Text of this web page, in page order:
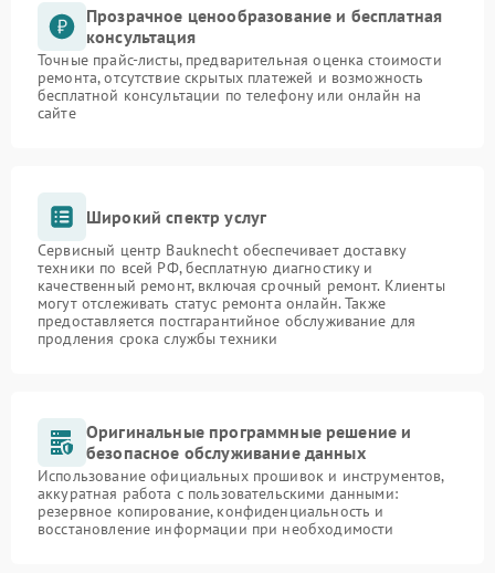
Прозрачное ценообразование и бесплатная
консультация
Точные прайс-листы, предварительная оценка стоимости
ремонта, отсутствие скрытых платежей и возможность
бесплатной консультации по телефону или онлайн на
сайте
Широкий спектр услуг
Сервисный центр Bauknecht обеспечивает доставку
техники по всей РФ, бесплатную диагностику и
качественный ремонт, включая срочный ремонт. Клиенты
могут отслеживать статус ремонта онлайн. Также
предоставляется постгарантийное обслуживание для
продления срока службы техники
Оригинальные программные решение и
безопасное обслуживание данных
Использование официальных прошивок и инструментов,
аккуратная работа с пользовательскими данными:
резервное копирование, конфиденциальность и
восстановление информации при необходимости